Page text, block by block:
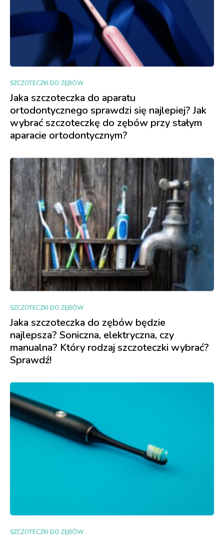
SZCZOTECZKI DO ZĘBÓW
Jaka szczoteczka do aparatu
ortodontycznego sprawdzi się najlepiej? Jak
wybrać szczoteczkę do zębów przy stałym
aparacie ortodontycznym?
SZCZOTECZKI DO ZĘBÓW
Jaka szczoteczka do zębów będzie
najlepsza? Soniczna, elektryczna, czy
manualna? Który rodzaj szczoteczki wybrać?
Sprawdź!
SZCZOTECZKI DO ZĘBÓW